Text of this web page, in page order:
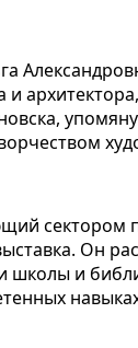
и
сектором
Он
и